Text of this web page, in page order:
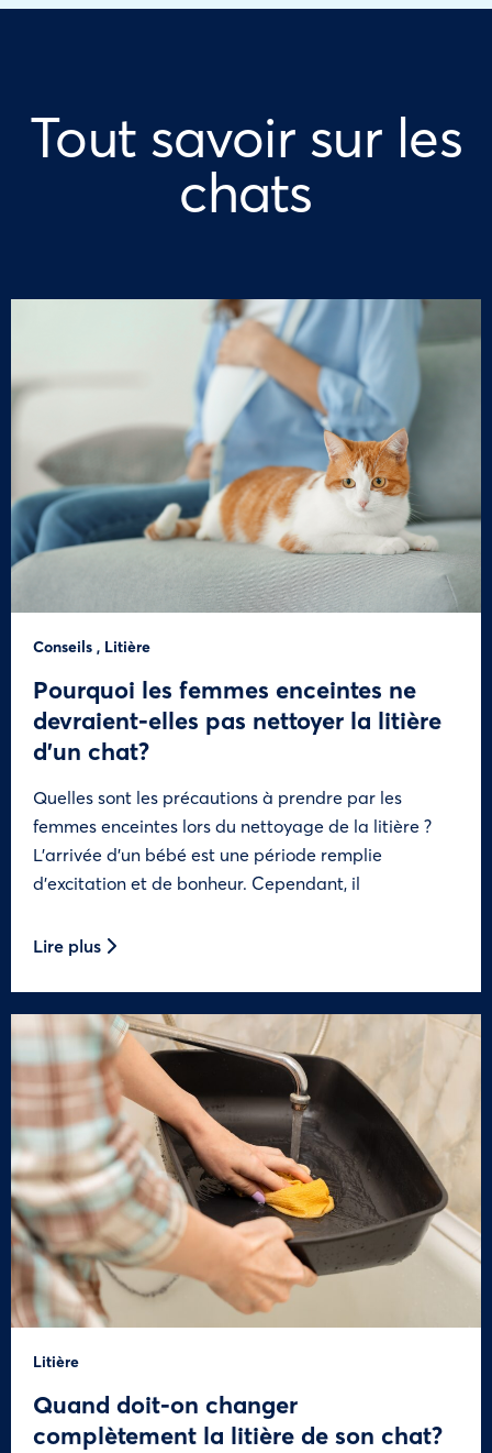
Tout savoir sur les
chats
Conseils , Litière
Pourquoi les femmes enceintes ne
devraient-elles pas nettoyer la litière
d’un chat?
Quelles sont les précautions à prendre par les
femmes enceintes lors du nettoyage de la litière ?
L’arrivée d’un bébé est une période remplie
d’excitation et de bonheur. Cependant, il
Lire plus
Litière
Quand doit-on changer
complètement la litière de son chat?